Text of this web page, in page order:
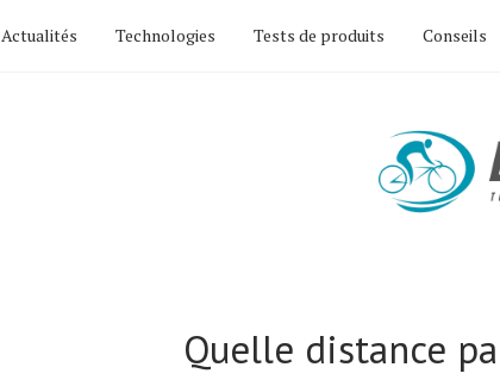
Actualités Technologies Tests de produits Conseils
Quelle distance